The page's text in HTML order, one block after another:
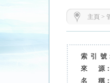
主頁 >
索 引 號
來 源：
名 稱：